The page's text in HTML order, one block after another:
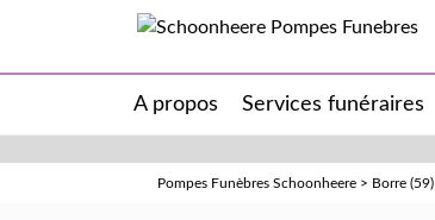
A propos Services funéraires
Pompes Funèbres Schoonheere > Borre (59)